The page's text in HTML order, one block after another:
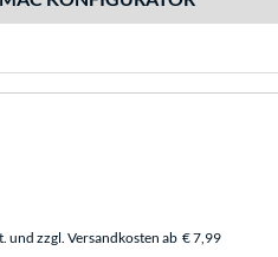
und zzgl. Versandkosten ab € 7,99